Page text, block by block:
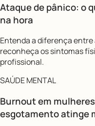
Ataque de pânico: o
na hora
Entenda a diferença
reconheça os sintomas
profissional.
SAÚDE MENTAL
Burnout em
esgotamento atinge